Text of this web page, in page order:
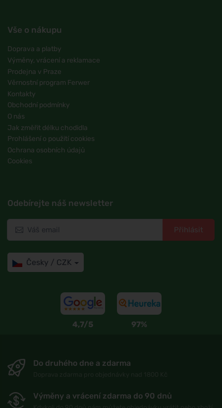
Vše o nákupu
Doprava a platby
Výměny, vrácení a reklamace
Prodejna v Praze
Věrnostní program Ferwer
Kontakty
Obchodní podmínky
O nás
Jak změřit délku chodidla
Prohlášení o použití cookies
Ochrana osobních údajů
Cookies
Odebírejte náš newsletter
Přihlásit
Česky / CZK
4,7/5 97%
Do druhého dne a zdarma
Výměny a vrácení zdarma do 90 dnů